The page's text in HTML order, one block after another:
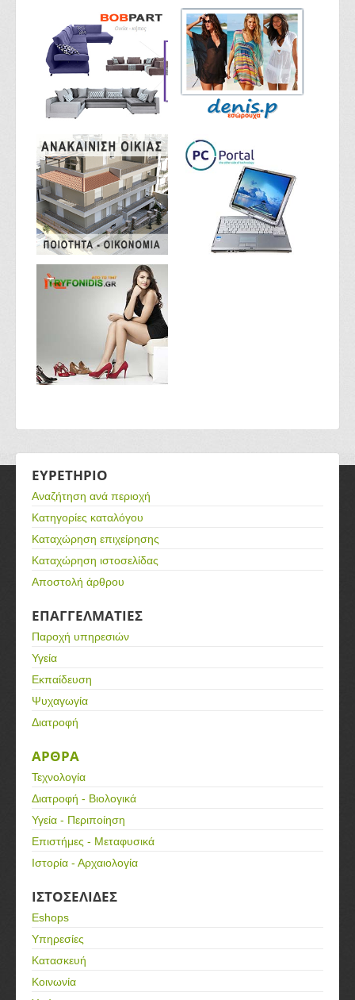
ΕΥΡΕΤΗΡΙΟ
Αναζήτηση ανά περιοχή
Κατηγορίες καταλόγου
Καταχώρηση επιχείρησης
Καταχώρηση ιστοσελίδας
Αποστολή άρθρου
ΕΠΑΓΓΕΛΜΑΤΙΕΣ
Παροχή υπηρεσιών
Υγεία
Εκπαίδευση
Ψυχαγωγία
Διατροφή
ΑΡΘΡΑ
Τεχνολογία
Διατροφή - Βιολογικά
Υγεία - Περιποίηση
Επιστήμες - Μεταφυσικά
Ιστορία - Αρχαιολογία
ΙΣΤΟΣΕΛΙΔΕΣ
Eshops
Υπηρεσίες
Κατασκευή
Κοινωνία